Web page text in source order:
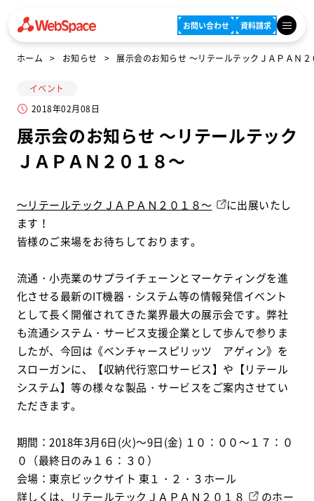
お問い合わせ 資料請求
ホーム お知らせ 展示会のお知らせ ～リテールテックＪＡＰＡＮ
イベント
2018年02月08日
展示会のお知らせ ～リテールテック
ＪＡＰＡＮ２０１８～
～リテールテックＪＡＰＡＮ２０１８～
に出展いたし
ます！
皆様のご来場をお待ちしております。
流通・小売業のサプライチェーンとマーケティングを進
化させる最新のIT機器・システム等の情報発信イベント
として長く開催されてきた業界最大の展示会です。弊社
も流通システム・サービス支援企業として歩んで参りま
したが、今回は《ベンチャースピリッツ アゲィン》を
スローガンに、【収納代行窓口サービス】や【リテール
システム】等の様々な製品・サービスをご案内させてい
ただきます。
期間：2018年3月6日(火)～9日(金) １０：００～１７：０
０（最終日のみ１６：３０）
会場：東京ビックサイト 東１・２・３ホール
詳しくは、 リテールテックＪＡＰＡＮ２０１８
のホー